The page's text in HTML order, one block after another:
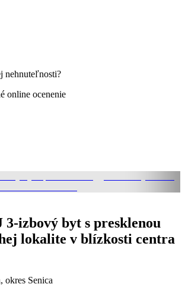
nehnuteľnosti?
online ocenenie
3-izbový byt s presklenou
lokalite v blízkosti centra
okres Senica